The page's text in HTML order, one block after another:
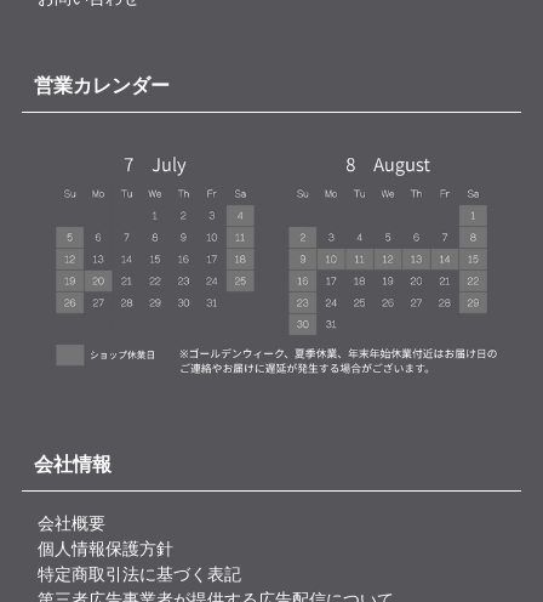
営業カレンダー
会社情報
会社概要
個人情報保護方針
特定商取引法に基づく表記